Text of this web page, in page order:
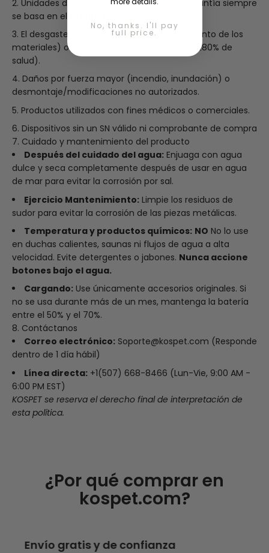
Unidades de reemplazo (el período de garantía siempre
se basa en el
El desgaste normal (arañazos, envejecimiento de los
materiales) o la degradación de la batería (≥80% de
salud).
Daños por fuerza mayor (incendio, inundación) o
desmontaje/modificaciones no autorizados.
Productos utilizados con fines médicos o comerciales.
Dispositivos sin un SN válido ni comprobante de compra
7. Cuidado y mantenimiento del producto
Después del cuidado del agua: Enjuaga con agua
dulce y seca completamente después de usar en agua
de mar para evitar la corrosión por sal.
Ejercicio Mantenimiento: Limpie los residuos de
sudor para evitar la corrosión de las piezas metálicas.
Temperatura y productos químicos: NO No lo use
en duchas calientes, saunas ni flujos de agua a alta
velocidad. Evite detergentes o jabones. Nunca accione
botones bajo el agua.
Cargando: Use únicamente accesorios originales. Si
no se usa durante más de un mes, mantenga la batería
entre el 50% y el 70%.
8. Contáctanos
Correo electrónico: Soporte@kospet.com (Responde
dentro de 1 día hábil)
Línea directa: +1(507) 668-8466 (Lun-Vie, 9:00 AM -
6:00 PM EST)
KOSPET se reserva el derecho final de interpretación de
esta política.
¿Por qué comprar en
kospet.com?
Envío gratis y de confianza
No, thanks. I'll pay
full price.